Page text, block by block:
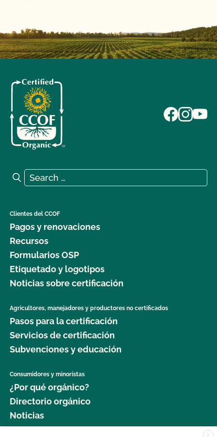
Search for:
Search
Clientes del CCOF
Pagos y renovaciones
Recursos
Formularios OSP
Etiquetado y logotipos
Noticias sobre certificación
Agricultores, manejadores y productores no certificados
Pasos para la certificación
Servicios de certificación
Subvenciones y educación
Consumidores y minoristas
¿Por qué orgánico?
Directorio orgánico
Noticias